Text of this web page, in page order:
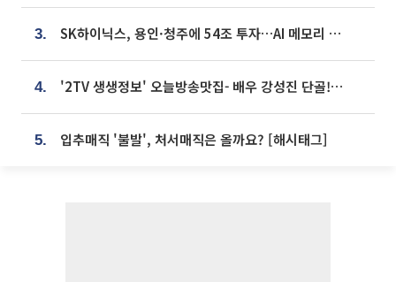
3. SK하이닉스, 용인·청주에 54조 투자…AI 메모리 생산기지 키운다
4. '2TV 생생정보' 오늘방송맛집- 배우 강성진 단골! 쌀국수ㆍ푸팟퐁 커리 맛집 '블○○○'
5. 입추매직 '불발', 처서매직은 올까요? [해시태그]